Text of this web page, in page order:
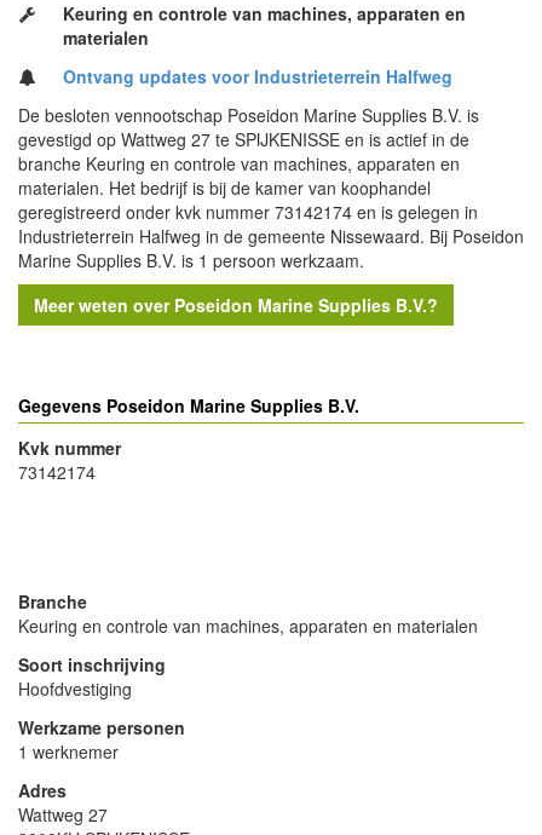
Keuring en controle van machines, apparaten en
materialen
Ontvang updates voor Industrieterrein Halfweg
De besloten vennootschap Poseidon Marine Supplies B.V. is
gevestigd op Wattweg 27 te SPIJKENISSE en is actief in de
branche Keuring en controle van machines, apparaten en
materialen. Het bedrijf is bij de kamer van koophandel
geregistreerd onder kvk nummer 73142174 en is gelegen in
Industrieterrein Halfweg in de gemeente Nissewaard. Bij Poseidon
Marine Supplies B.V. is 1 persoon werkzaam.
Meer weten over Poseidon Marine Supplies B.V.?
Gegevens Poseidon Marine Supplies B.V.
Kvk nummer
73142174
Branche
Keuring en controle van machines, apparaten en materialen
Soort inschrijving
Hoofdvestiging
Werkzame personen
1 werknemer
Adres
Wattweg 27